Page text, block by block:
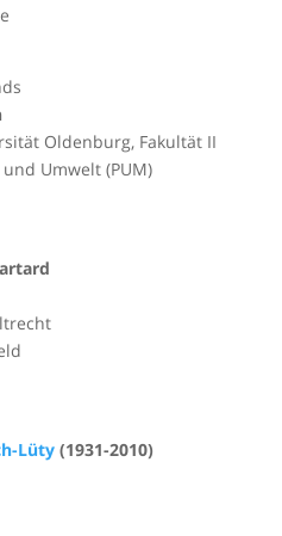
Oldenburg, Fakultät II
Umwelt (PUM)
Lüty(1931-2010)